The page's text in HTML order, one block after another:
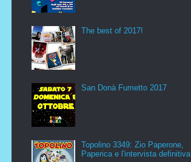
The best of 2017!
San Donà Fumetto 2017
Topolino 3349: Zio Paperone,
Paperica e l'intervista definitiva